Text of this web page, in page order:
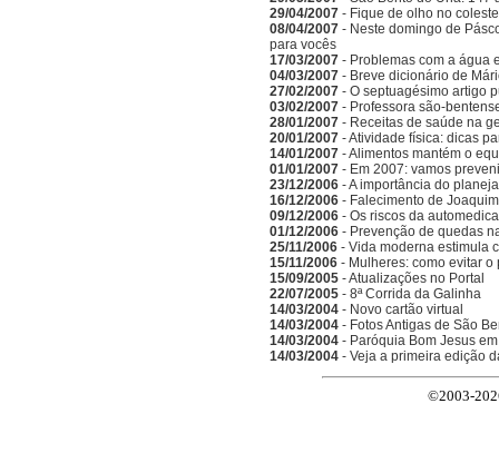
29/04/2007 - Fique de olho no
08/04/2007 - Neste domingo de
para vocês
17/03/2007 - Problemas com a água
04/03/2007 - Breve dicionário de
27/02/2007 - O septuagésimo artigo
03/02/2007 - Professora são-
28/01/2007 - Receitas de saúde na
20/01/2007 - Atividade física: dicas
14/01/2007 - Alimentos mantém o
01/01/2007 - Em 2007: vamos
23/12/2006 - A importância do
16/12/2006 - Falecimento de
09/12/2006 - Os riscos da
01/12/2006 - Prevenção de quedas
25/11/2006 - Vida moderna estimula
15/11/2006 - Mulheres: como evitar
15/09/2005 - Atualizações no Portal
22/07/2005 - 8ª Corrida da Galinha
14/03/2004 - Novo cartão virtual
14/03/2004 - Fotos Antigas de São
14/03/2004 - Paróquia Bom Jesus
14/03/2004 - Veja a primeira edição
©2003-